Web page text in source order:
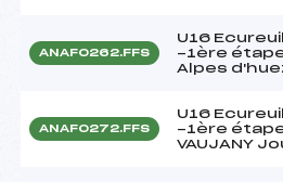
ANAF0262.FFS
U16
-1ère étape
Alpes
ANAF0272.FFS
U16
-1ère étape
VAUJANY